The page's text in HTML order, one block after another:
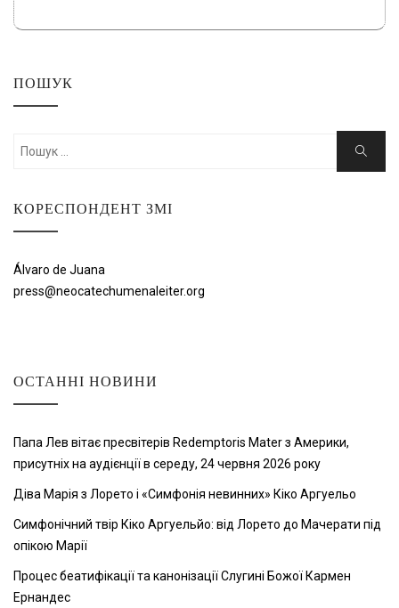
ПОШУК
Шукати:
Пошук
КОРЕСПОНДЕНТ ЗМІ
Álvaro de Juana
press@neocatechumenaleiter.org
ОСТАННІ НОВИНИ
Папа Лев вітає пресвітерів Redemptoris Mater з Америки,
присутніх на аудієнції в середу, 24 червня 2026 року
Діва Марія з Лорето і «Симфонія невинних» Кіко Аргуельо
Симфонічний твір Кіко Аргуельйо: від Лорето до Мачерати під
опікою Марії
Процес беатифікації та канонізації Слугині Божої Кармен
Ернандес